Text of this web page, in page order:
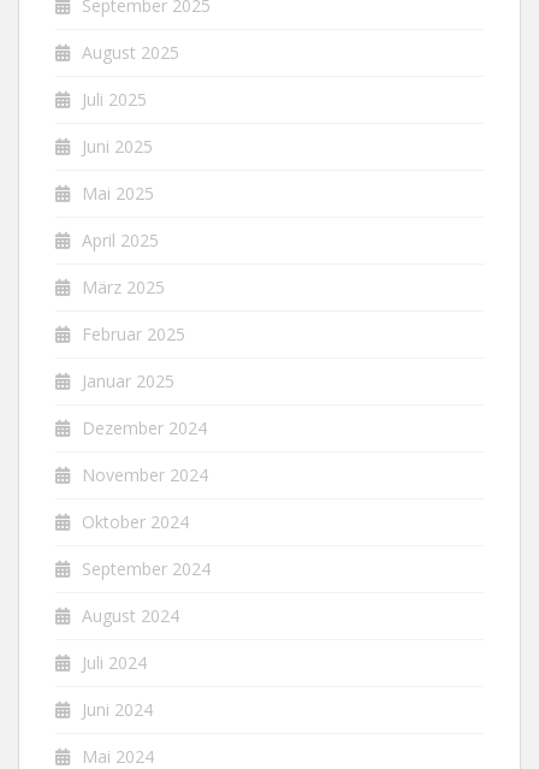
September 2025
August 2025
Juli 2025
Juni 2025
Mai 2025
April 2025
März 2025
Februar 2025
Januar 2025
Dezember 2024
November 2024
Oktober 2024
September 2024
August 2024
Juli 2024
Juni 2024
Mai 2024